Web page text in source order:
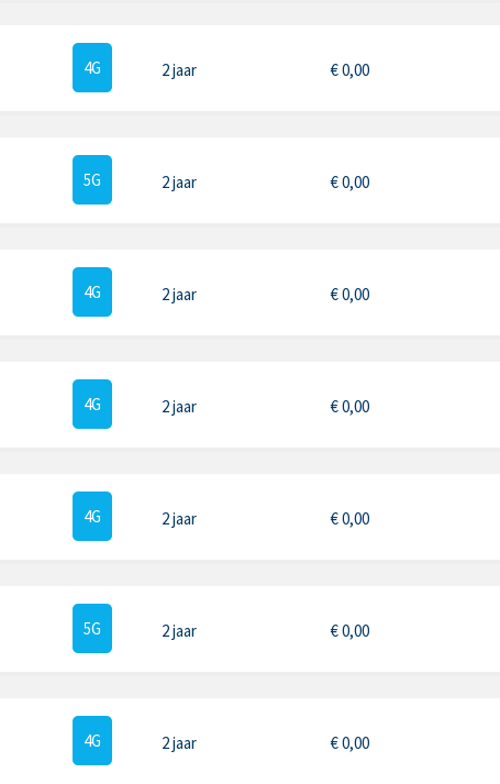
4G 2 jaar €0,00
5G 2 jaar €0,00
4G 2 jaar €0,00
4G 2 jaar €0,00
4G 2 jaar €0,00
5G 2 jaar €0,00
4G 2 jaar €0,00